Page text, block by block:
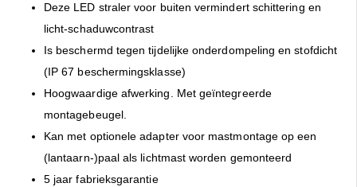
Deze LED straler voor buiten vermindert schittering en
licht-schaduwcontrast
Is beschermd tegen tijdelijke onderdompeling en stofdicht
(IP 67 beschermingsklasse)
Hoogwaardige afwerking. Met geïntegreerde
montagebeugel.
Kan met optionele adapter voor mastmontage op een
(lantaarn-)paal als lichtmast worden gemonteerd
5 jaar fabrieksgarantie